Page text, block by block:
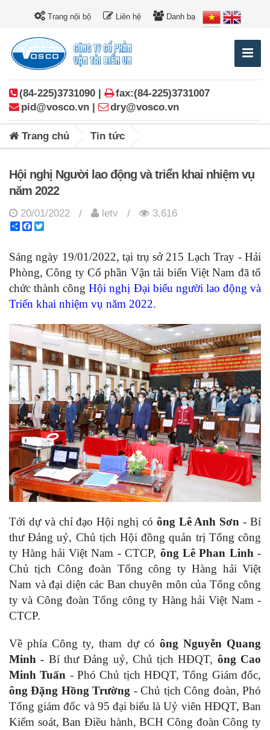
Trang nội bộ Liên hệ Danh bạ
(84-225)3731090 |
fax:(84-225)3731007
pid@vosco.vn |
dry@vosco.vn
Trang chủ Tin tức
Hội nghị Người lao động và triển khai nhiệm vụ
năm 2022
20/01/2022 / letv /
3,616
ShareFacebook
Sáng ngày 19/01/2022, tại trụ sở 215 Lạch Tray - Hải
Phòng, Công ty Cổ phần Vận tải biển Việt Nam đã tổ
chức thành côngHội nghị Đại biểu người lao động và
Triển khai nhiệm vụ năm 2022.
Tới dự và chỉ đạo Hội nghị có ông Lê Anh Sơn - Bí
thư Đảng uỷ, Chủ tịch Hội đồng quản trị Tổng công
ty Hàng hải Việt Nam - CTCP, ông Lê Phan Linh -
Chủ tịch Công đoàn Tổng công ty Hàng hải Việt
Nam và đại diện các Ban chuyên môn của Tổng công
ty và Công đoàn Tổng công ty Hàng hải Việt Nam -
CTCP.
Về phía Công ty, tham dự có ông Nguyễn Quang
Minh - Bí thư Đảng uỷ, Chủ tịch HĐQT, ông Cao
Minh Tuấn - Phó Chủ tịch HĐQT, Tổng Giám đốc,
ông Đặng Hồng Trường - Chủ tịch Công đoàn, Phó
Tổng giám đốc và 95 đại biểu là Uỷ viên HĐQT, Ban
Kiểm soát, Ban Điều hành, BCH Công đoàn Công ty